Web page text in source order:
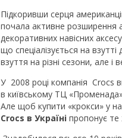
Підкоривши серця
почала активне розширення
декоративних навісних
що спеціалізується на
взуття на різні сезони, але і
У 2008 році компанія Crocs
в київському ТЦ
Але щоб купити «крокси» у
Crocs в Україні пропонує те